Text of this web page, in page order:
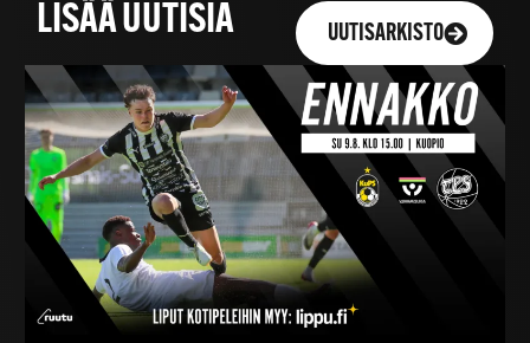
LISÄÄ UUTISIA UUTISARKISTO